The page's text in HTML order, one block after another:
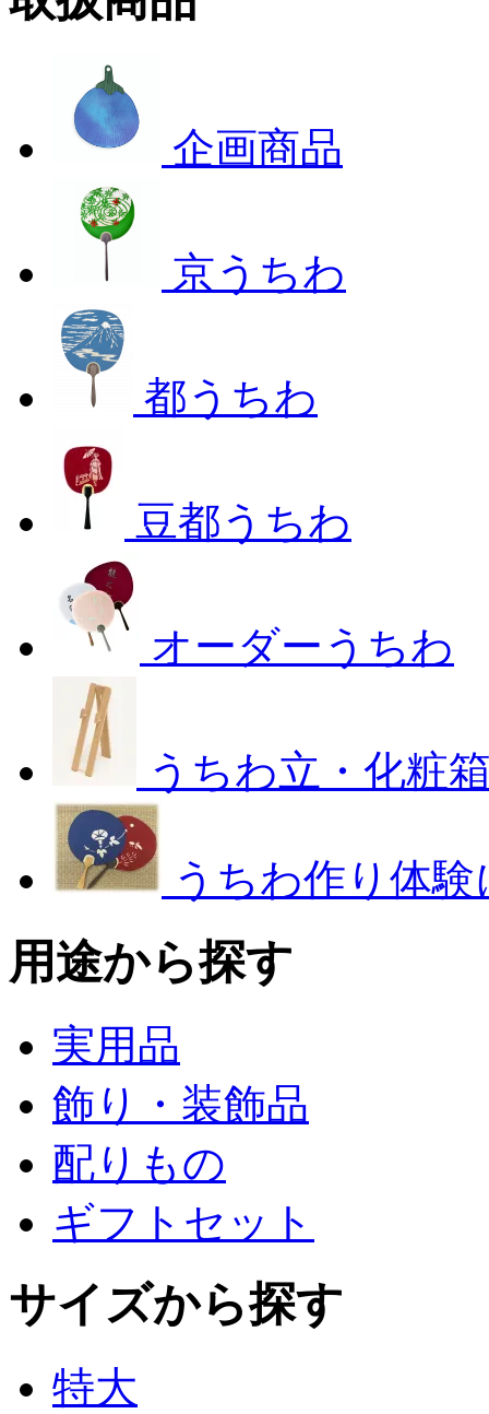
企画商品
京うちわ
都うちわ
豆都うちわ
オーダーうちわ
うちわ立・化粧
うちわ作り体
用途から探す
実用品
飾り・装飾品
配りもの
ギフトセット
サイズから探す
特大